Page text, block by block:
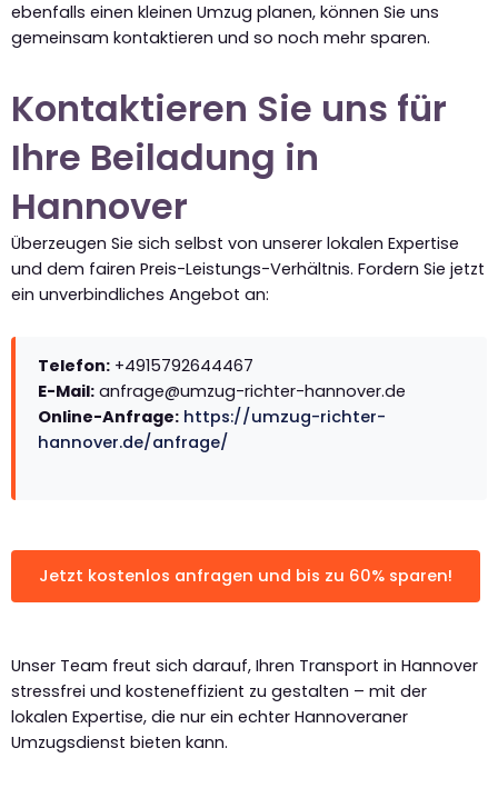
ebenfalls einen kleinen Umzug planen, können Sie uns
gemeinsam kontaktieren und so noch mehr sparen.
Kontaktieren Sie uns für
Ihre Beiladung in
Hannover
Überzeugen Sie sich selbst von unserer lokalen Expertise
und dem fairen Preis-Leistungs-Verhältnis. Fordern Sie jetzt
ein unverbindliches Angebot an:
Telefon: +4915792644467
E-Mail: anfrage@umzug-richter-hannover.de
Online-Anfrage: https://umzug-richter-
hannover.de/anfrage/
Jetzt kostenlos anfragen und bis zu 60% sparen!
Unser Team freut sich darauf, Ihren Transport in Hannover
stressfrei und kosteneffizient zu gestalten – mit der
lokalen Expertise, die nur ein echter Hannoveraner
Umzugsdienst bieten kann.